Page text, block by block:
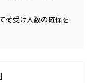
荷受け人数の確保を